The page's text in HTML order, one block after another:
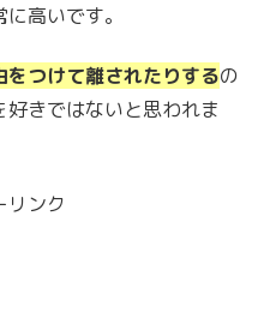
高いです。
をつけて離されたりするの
きではないと思われま
リンク